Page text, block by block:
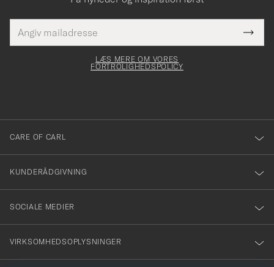
mailadresse
skal
Tack
för
dig
till
vårt
nyhetsbrev!
LÆS MERE OM VORES
FORTROLIGHEDSPOLICY
CARE OF CARL
KUNDERÅDGIVNING
SOCIALE MEDIER
VIRKSOMHEDSOPLYSNINGER